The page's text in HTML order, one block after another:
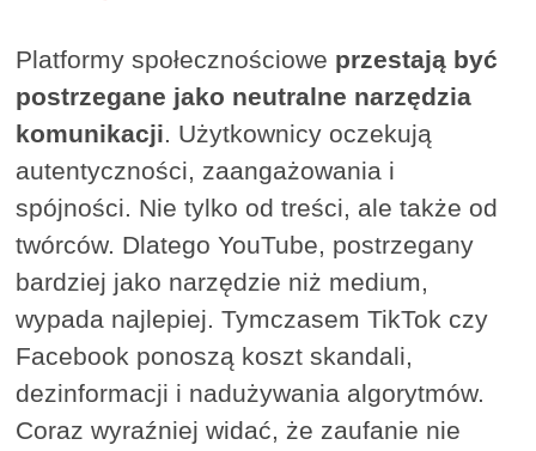
Platformy społecznościowe przestają być
postrzegane jako neutralne narzędzia
komunikacji . Użytkownicy oczekują
autentyczności, zaangażowania i
spójności. Nie tylko od treści, ale także od
twórców. Dlatego YouTube, postrzegany
bardziej jako narzędzie niż medium,
wypada najlepiej. Tymczasem TikTok czy
Facebook ponoszą koszt skandali,
dezinformacji i nadużywania algorytmów.
Coraz wyraźniej widać, że zaufanie nie